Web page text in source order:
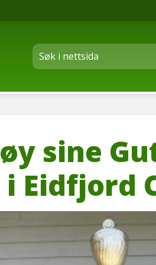
sine
Eidfjord